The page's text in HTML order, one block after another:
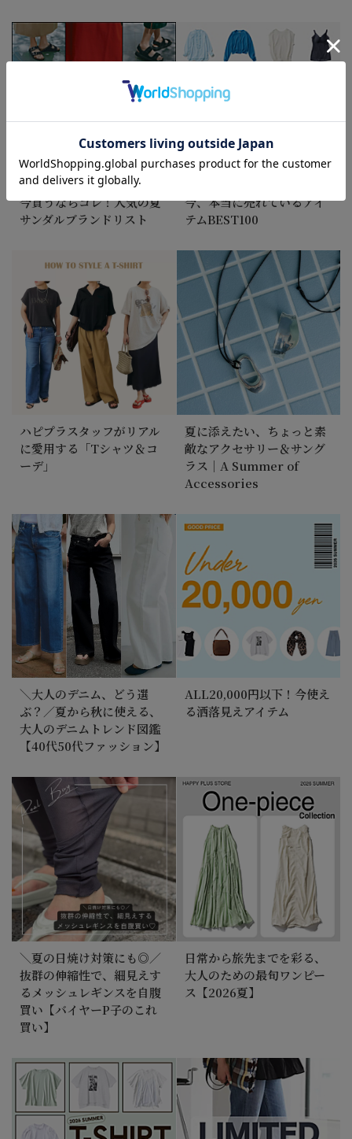
今買うならコレ！人気の夏
サンダルブランドリスト
今、本当に売れているアイ
テムBEST100
ハピプラスタッフがリアル
に愛用する「Tシャツ＆コ
ーデ」
夏に添えたい、ちょっと素
敵なアクセサリー＆サング
ラス｜A Summer of
Accessories
＼大人のデニム、どう選
ぶ？／夏から秋に使える、
大人のデニムトレンド図鑑
【40代50代ファッション】
ALL20,000円以下！今使え
る洒落見えアイテム
＼夏の日焼け対策にも◎／
抜群の伸縮性で、細見えす
るメッシュレギンスを自腹
買い【バイヤーP子のこれ
買い】
日常から旅先までを彩る、
大人のための最旬ワンピー
ス【2026夏】